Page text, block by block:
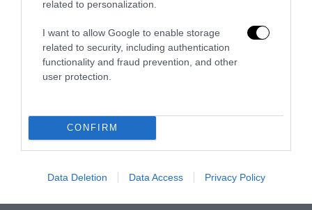
related to personalization.
I want to allow Google to enable storage
related to security, including authentication
functionality and fraud prevention, and other
user protection.
CONFIRM
Data Deletion Data Access Privacy Policy
Berlino, l’islamismo colpisce il Pride: il perpetuo